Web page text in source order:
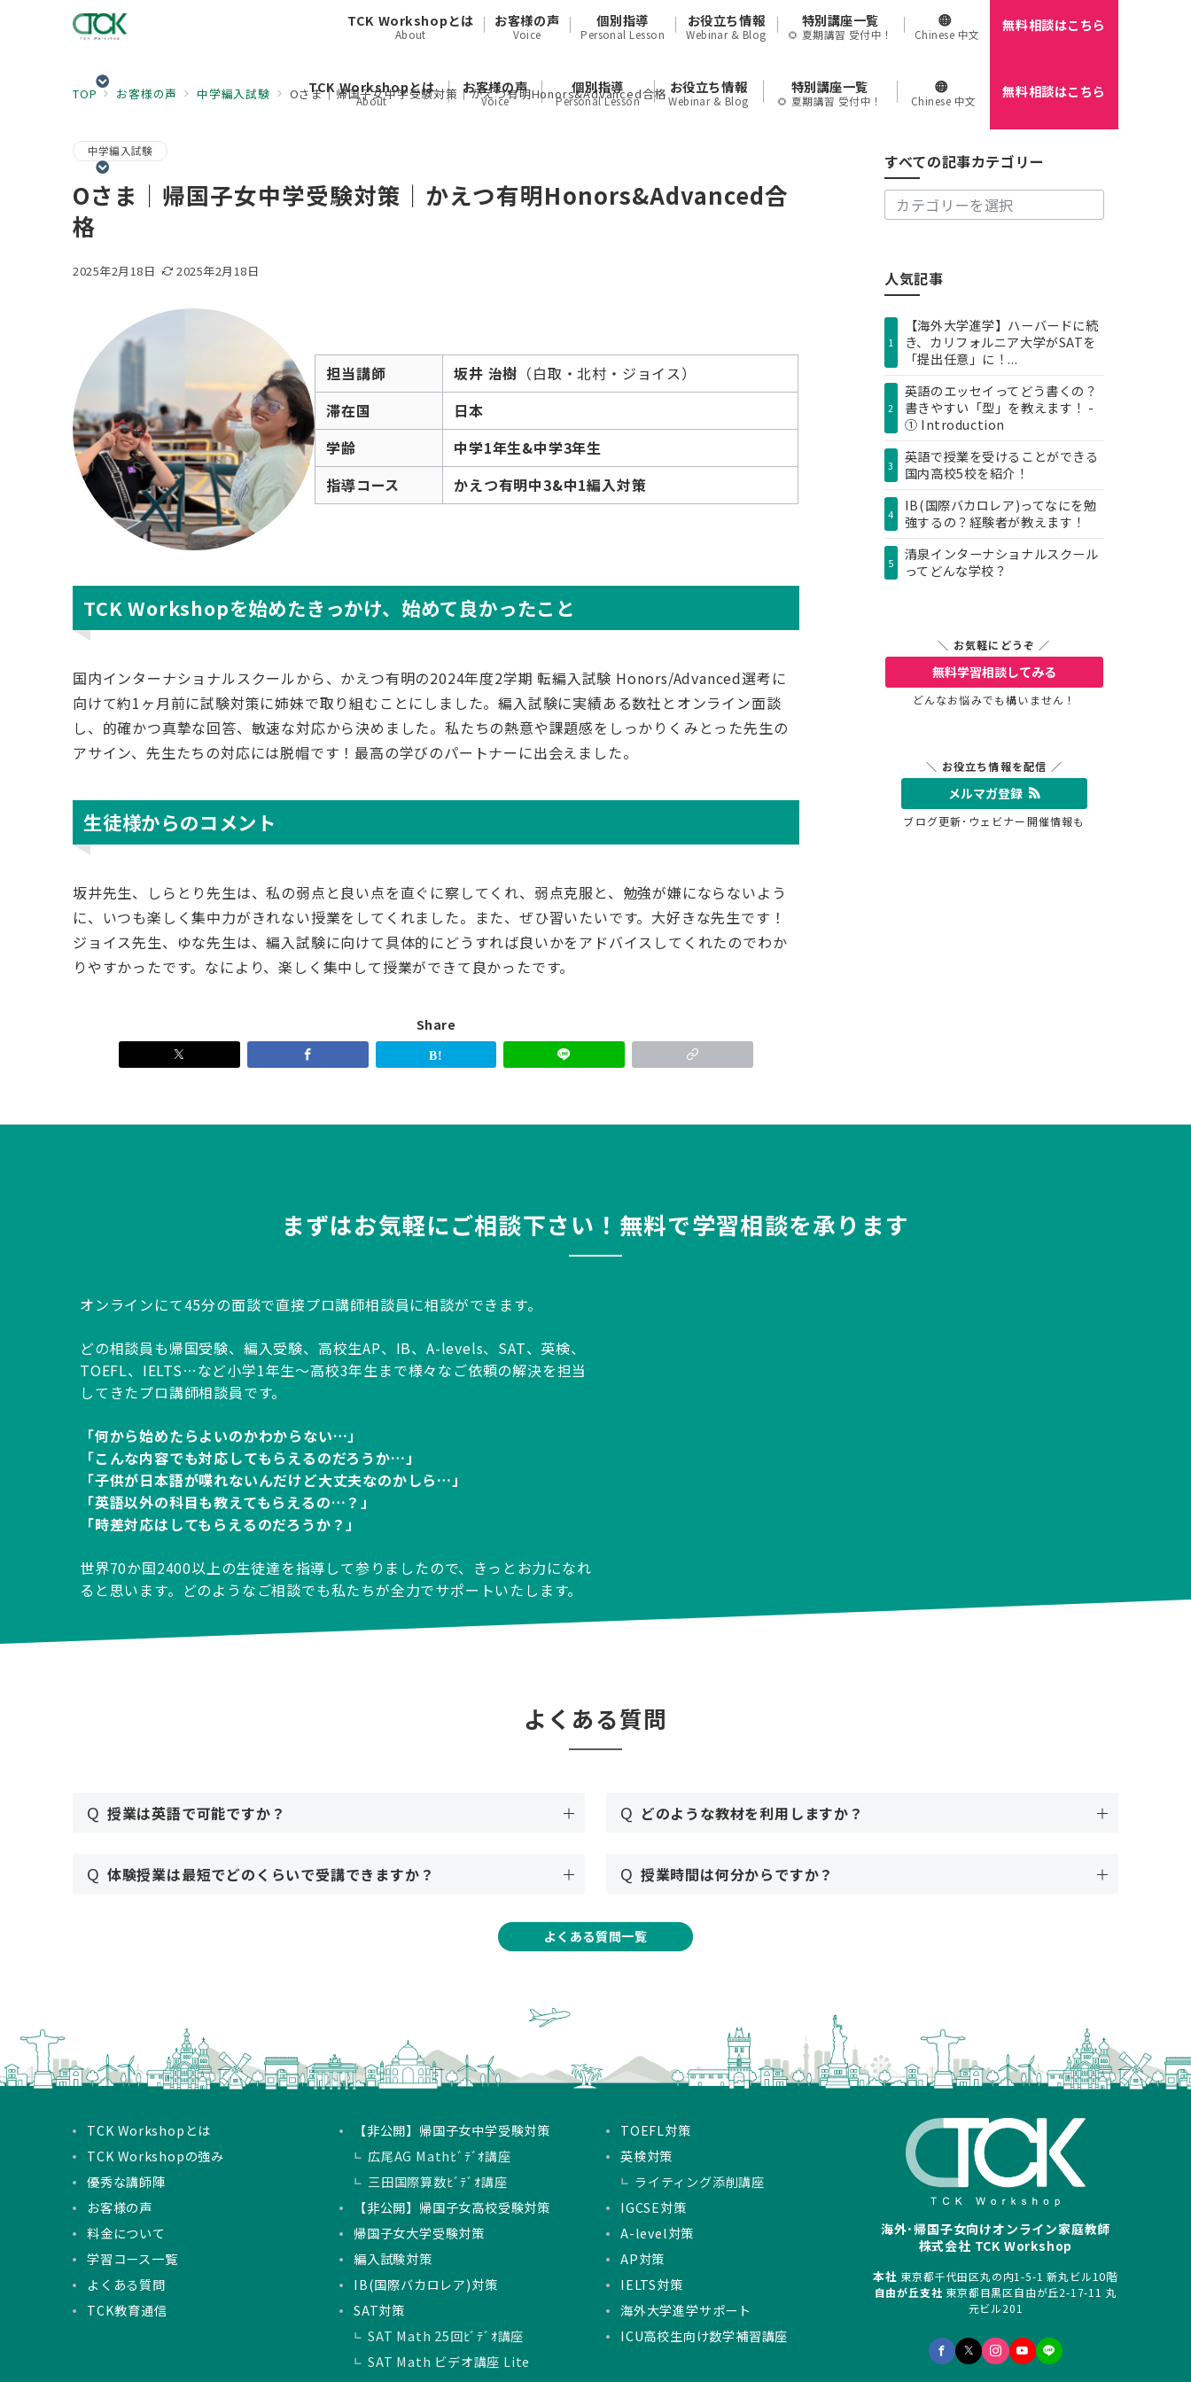
TCK Workshopとは
About
お客様の声
Voice
個別指導
Personal Lesson
お役立ち情報
Webinar & Blog
特別講座一覧
🌻 夏期講習 受付中！ Chinese 中文
無料相談はこちら
TCK Workshopとは
About
お客様の声
Voice
個別指導
Personal Lesson
お役立ち情報
Webinar & Blog
特別講座一覧
🌻 夏期講習 受付中！ Chinese 中文
無料相談はこちら
TOP お客様の声 中学編入試験 Oさま｜帰国子女中学受験対策｜かえつ有明Honors&Advanced合格
中学編入試験
Oさま｜帰国子女中学受験対策｜かえつ有明Honors&Advanced合
格
2025年2月18日 2025年2月18日
担当講師 坂井 治樹 （白取・北村・ジョイス）
滞在国
日本
学齢
中学1年生&中学3年生
指導コース
かえつ有明中3&中1編入対策
TCK Workshopを始めたきっかけ、始めて良かったこと
国内インターナショナルスクールから、かえつ有明の2024年度2学期 転編入試験 Honors/Advanced選考に
向けて約1ヶ月前に試験対策に姉妹で取り組むことにしました。編入試験に実績ある数社とオンライン面談
し、的確かつ真摯な回答、敏速な対応から決めました。私たちの熱意や課題感をしっかりくみとった先生の
アサイン、先生たちの対応には脱帽です！最高の学びのパートナーに出会えました。
生徒様からのコメント
坂井先生、しらとり先生は、私の弱点と良い点を直ぐに察してくれ、弱点克服と、勉強が嫌にならないよう
に、いつも楽しく集中力がきれない授業をしてくれました。また、ぜひ習いたいです。大好きな先生です！
ジョイス先生、ゆな先生は、編入試験に向けて具体的にどうすれば良いかをアドバイスしてくれたのでわか
りやすかったです。なにより、楽しく集中して授業ができて良かったです。
Share
すべての記事カテゴリー
記
事
ー
人気記事
1
【海外大学進学】ハーバードに続
き、カリフォルニア大学がSATを
「提出任意」に！...
2
英語のエッセイってどう書くの？
書きやすい「型」を教えます！ -
① Introduction
3
英語で授業を受けることができる
国内高校5校を紹介！
4
IB(国際バカロレア)ってなにを勉
強するの？経験者が教えます！
5
清泉インターナショナルスクール
ってどんな学校？
＼ お気軽にどうぞ ／
無料学習相談してみる
どんなお悩みでも構いません！
＼ お役立ち情報を配信 ／
メルマガ登録
ブログ更新･ウェビナー開催情報も
まずはお気軽にご相談下さい！無料で学習相談を承ります
オンラインにて45分の面談で直接プロ講師相談員に相談ができます。
どの相談員も帰国受験、編入受験、高校生AP、IB、A-levels、SAT、英検、
TOEFL、IELTS…など小学1年生～高校3年生まで様々なご依頼の解決を担当
してきたプロ講師相談員です。
「何から始めたらよいのかわからない…」
「こんな内容でも対応してもらえるのだろうか…」
「子供が日本語が喋れないんだけど大丈夫なのかしら…」
「英語以外の科目も教えてもらえるの…？」
「時差対応はしてもらえるのだろうか？」
世界70か国2400以上の生徒達を指導して参りましたので、きっとお力になれ
ると思います。どのようなご相談でも私たちが全力でサポートいたします。
よくある質問
Q 授業は英語で可能ですか？
Q 体験授業は最短でどのくらいで受講できますか？
Q どのような教材を利用しますか？
Q 授業時間は何分からですか？
よくある質問一覧
TCK Workshopとは
TCK Workshopの強み
優秀な講師陣
お客様の声
料金について
学習コース一覧
よくある質問
TCK教育通信
【非公開】帰国子女中学受験対策
広尾AG Mathﾋﾞﾃﾞｵ講座
三田国際算数ﾋﾞﾃﾞｵ講座
【非公開】帰国子女高校受験対策
帰国子女大学受験対策
編入試験対策
IB(国際バカロレア)対策
SAT対策
SAT Math 25回ﾋﾞﾃﾞｵ講座
SAT Math ビデオ講座 Lite
TOEFL対策
英検対策
ライティング添削講座
IGCSE対策
A-level対策
AP対策
IELTS対策
海外大学進学サポート
ICU高校生向け数学補習講座
海外･帰国子女向けオンライン家庭教師
株式会社 TCK Workshop
本社 東京都千代田区丸の内1-5-1 新丸ビル10階
自由が丘支社 東京都目黒区自由が丘2-17-11 丸
元ビル201